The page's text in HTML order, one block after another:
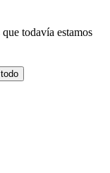
todavía estamos